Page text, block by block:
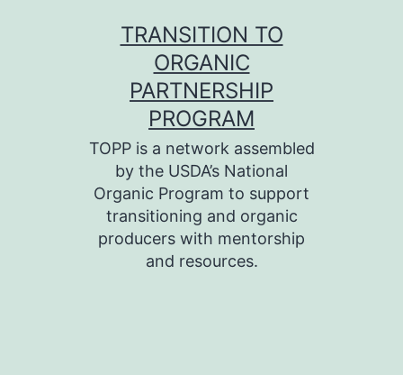
TRANSITION TO
ORGANIC
PARTNERSHIP
PROGRAM
TOPP is a network assembled
by the USDA’s National
Organic Program to support
transitioning and organic
producers with mentorship
and resources.